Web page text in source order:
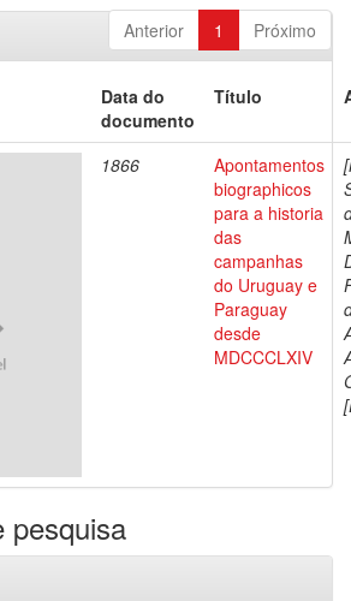
Anterior 1 Próximo
Data do
documento
Título
1866
Apontamentos
biographicos
para a historia
das
campanhas
do Uruguay e
Paraguay
desde
MDCCCLXIV
pesquisa